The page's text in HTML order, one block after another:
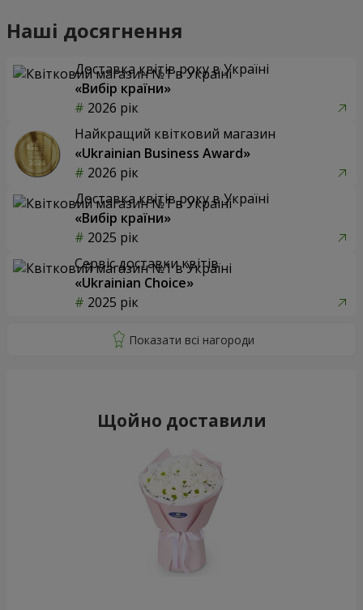
Наші досягнення
Доставка квітів року в Україні
«Вибір країни»
2026 рік
Найкращий квітковий магазин
«Ukrainian Business Award»
2026 рік
Доставка квітів року в Україні
«Вибір країни»
2025 рік
Сервіс доставки квітів
«Ukrainian Choice»
2025 рік
Щойно доставили